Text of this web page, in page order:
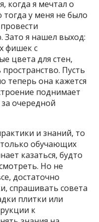
когда я мечтал о
тогда у меня не было
я нашел выход:
фишек с
цвета для стен,
Пусть
теперь она кажется
поднимает
очередной
и знаний, то
обучающих
казаться, будто
Но не
достаточно
спрашивать совета
плитки или
к